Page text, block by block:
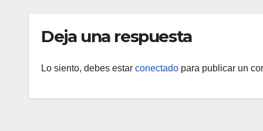
Deja una respuesta
Lo siento, debes estar conectado para publicar un